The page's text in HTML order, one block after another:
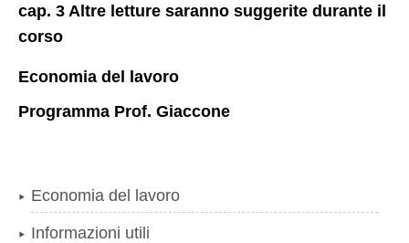
cap. 3 Altre letture saranno suggerite durante il
corso
Economia del lavoro
Programma Prof. Giaccone
Economia del lavoro
Informazioni utili